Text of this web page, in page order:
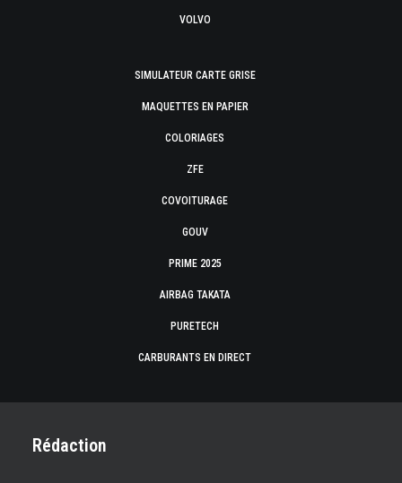
VOLVO
SIMULATEUR CARTE GRISE
MAQUETTES EN PAPIER
COLORIAGES
ZFE
COVOITURAGE
GOUV
PRIME 2025
AIRBAG TAKATA
PURETECH
CARBURANTS EN DIRECT
Rédaction